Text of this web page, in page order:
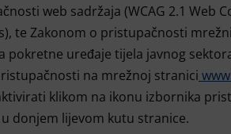
web sadržaja (WCAG 2.1 Web
te Zakonom o pristupačnosti
pokretne uređaje tijela javnog
na mrežnoj stranici
klikom na ikonu izbornika
donjem lijevom kutu stranice.